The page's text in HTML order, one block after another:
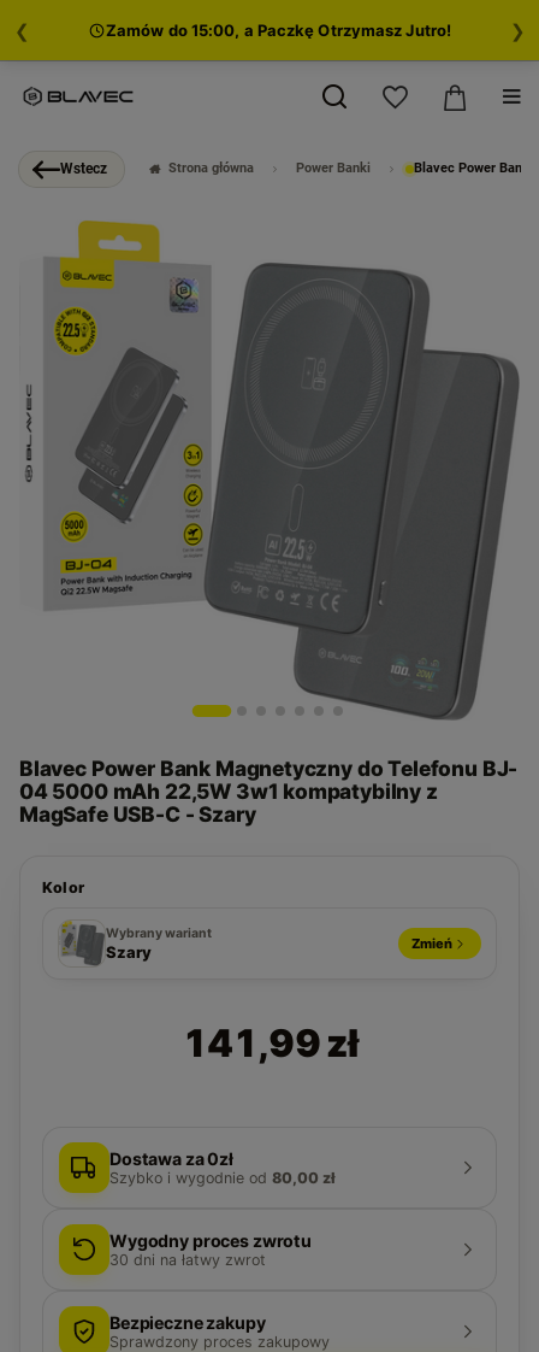
Zamów do 15:00, a Paczkę Otrzymasz Jutro!
❮ ❯
Strona główna Power Banki Blavec Power Bank
Blavec Power Bank Magnetyczny do Telefonu BJ-
04 5000 mAh 22,5W 3w1 kompatybilny z
MagSafe USB-C - Szary
Kolor
Pomarańczowy
Wybrany wariant
Szary Zmień
141,99 zł
Dostawa za 0zł
Szybko i wygodnie od 80,00 zł
Wygodny proces zwrotu
30 dni na łatwy zwrot
Bezpieczne zakupy
Sprawdzony proces zakupowy